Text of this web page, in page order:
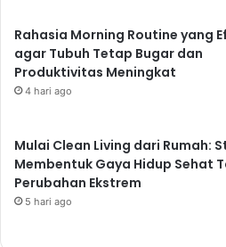
Rahasia Morning Routine yang
agar Tubuh Tetap Bugar dan
Produktivitas Meningkat
4 hari ago
Mulai Clean Living dari Rumah:
Membentuk Gaya Hidup Sehat
Perubahan Ekstrem
5 hari ago